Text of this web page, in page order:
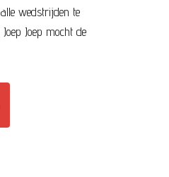
wedstrijden te
Joep mocht de